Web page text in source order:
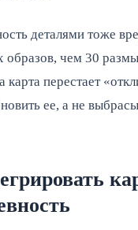
деталями тоже
образов, чем 30
карта перестает
ее, а не